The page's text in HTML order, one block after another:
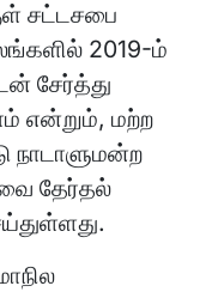
சட்டசபை
2019-ம்
சேர்த்து
என்றும், மற்ற
நாடாளுமன்ற
தேர்தல்